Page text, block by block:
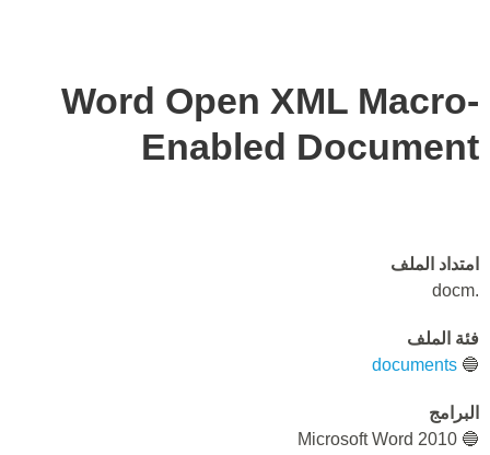
Word Open XML Macro-
Enabled Document
امتداد الملف
.docm
فئة الملف
🔵
documents
البرامج
🔵 Microsoft Word 2010